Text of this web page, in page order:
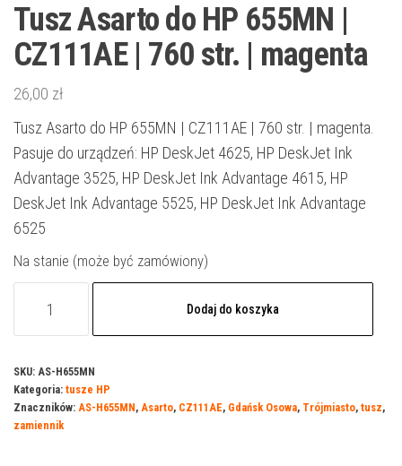
Tusz Asarto do HP 655MN |
CZ111AE | 760 str. | magenta
26,00 zł
Tusz Asarto do HP 655MN | CZ111AE | 760 str. | magenta.
Pasuje do urządzeń: HP DeskJet 4625, HP DeskJet Ink
Advantage 3525, HP DeskJet Ink Advantage 4615, HP
DeskJet Ink Advantage 5525, HP DeskJet Ink Advantage
6525
Na stanie (może być zamówiony)
do
HP
655MN
Dodaj do koszyka
SKU: AS-H655MN
Kategoria: tusze HP
Znaczników: AS-H655MN, Asarto, CZ111AE, Gdańsk Osowa, Trójmiasto, tusz,
zamiennik